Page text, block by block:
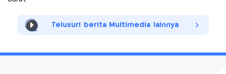
Telusuri berita Multimedia lainnya